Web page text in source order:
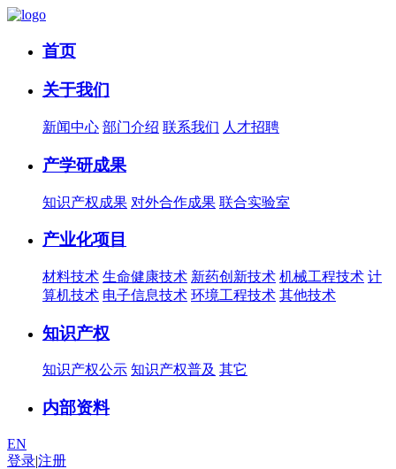
首页
关于我们
新闻中心 部门介绍 联系我们 人才招聘
产学研成果
知识产权成果 对外合作成果 联合实验室
产业化项目
材料技术 生命健康技术 新药创新技术 机械工程技术 计
算机技术 电子信息技术 环境工程技术 其他技术
知识产权
知识产权公示 知识产权普及 其它
内部资料
EN
登录|注册